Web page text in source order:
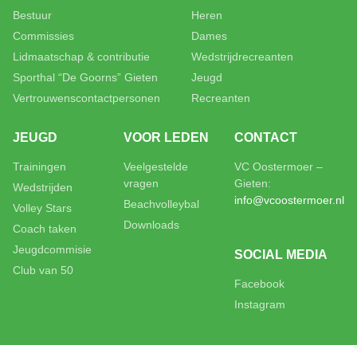
Bestuur
Commissies
Lidmaatschap & contributie
Sporthal “De Goorns” Gieten
Vertrouwenscontactpersonen
Heren
Dames
Wedstrijdrecreanten
Jeugd
Recreanten
JEUGD
Trainingen
Wedstrijden
Volley Stars
Coach taken
Jeugdcommisie
Club van 50
VOOR LEDEN
Veelgestelde
vragen
Beachvolleybal
Downloads
CONTACT
VC Oostermoer –
Gieten:
info@vcoostermoer.nl
SOCIAL MEDIA
Facebook
Instagram